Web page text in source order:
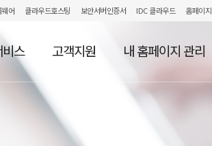
어 클라우드호스팅 보안서버인증서 IDC 클라우드 홈페이지
스 고객지원 내 홈페이지 관리